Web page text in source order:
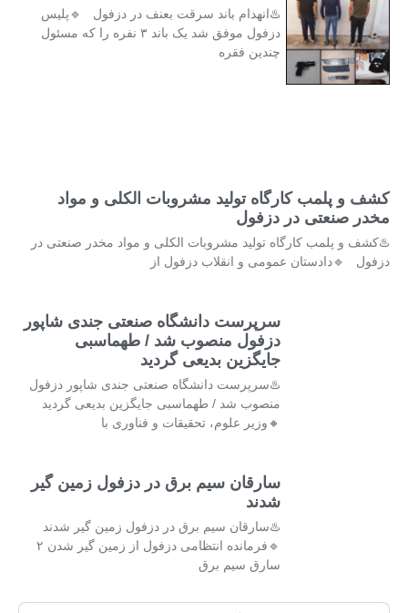
♨️انهدام باند سرقت بعنف در دزفول 🔹پلیس
دزفول موفق شد یک باند ۳ نفره را که مسئول
چندین فقره
کشف و پلمب کارگاه تولید مشروبات الکلی و مواد
مخدر صنعتی در دزفول
♨️کشف و پلمب کارگاه تولید مشروبات الکلی و مواد مخدر صنعتی در
دزفول 🔹دادستان عمومی و انقلاب دزفول از
سرپرست دانشگاه صنعتی جندی شاپور
دزفول منصوب شد / طهماسبی
جایگزین بدیعی گردید
♨️سرپرست دانشگاه صنعتی جندی شاپور دزفول
منصوب شد / طهماسبی جایگزین بدیعی گردید
🔸وزیر علوم، تحقیقات و فناوری با
سارقان سیم برق در دزفول زمین گیر
شدند
♨️سارقان سیم برق در دزفول زمین گیر شدند
🔹فرمانده انتظامی دزفول از زمین گیر شدن ۲
سارق سیم برق